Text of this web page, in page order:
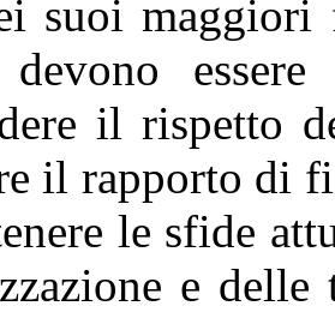
suoi maggiori
devono
il rispetto
il rapporto di
le sfide
e